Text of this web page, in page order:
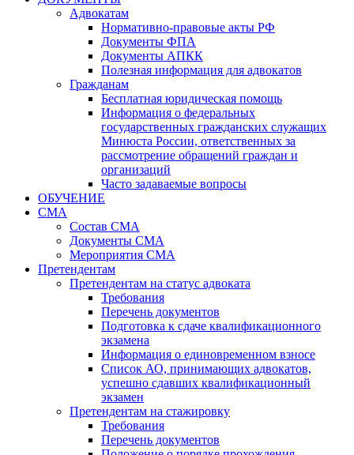
Адвокатам
Нормативно-правовые акты РФ
Документы ФПА
Документы АПКК
Полезная информация для адвокатов
Гражданам
Бесплатная юридическая помощь
Информация о федеральных
государственных гражданских служащих
Минюста России, ответственных за
рассмотрение обращений граждан и
организаций
Часто задаваемые вопросы
ОБУЧЕНИЕ
СМА
Состав СМА
Документы СМА
Мероприятия СМА
Претендентам
Претендентам на статус адвоката
Требования
Перечень документов
Подготовка к сдаче квалификационного
экзамена
Информация о единовременном взносе
Список АО, принимающих адвокатов,
успешно сдавших квалификационный
экзамен
Претендентам на стажировку
Требования
Перечень документов